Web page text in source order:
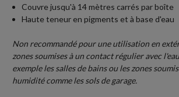
Couvre jusqu'à 14 mètres carrés par boîte
Haute teneur en pigments et à base d'eau
Non recommandé pour une utilisation en
zones soumises à un contact régulier avec
exemple les salles de bains ou les zones
humidité comme les sols de garage.